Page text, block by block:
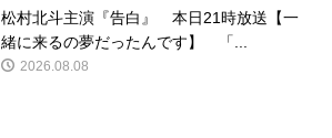
松村北斗主演『告白』 本日21時放送【一
緒に来るの夢だったんです】 「...
2026.08.08